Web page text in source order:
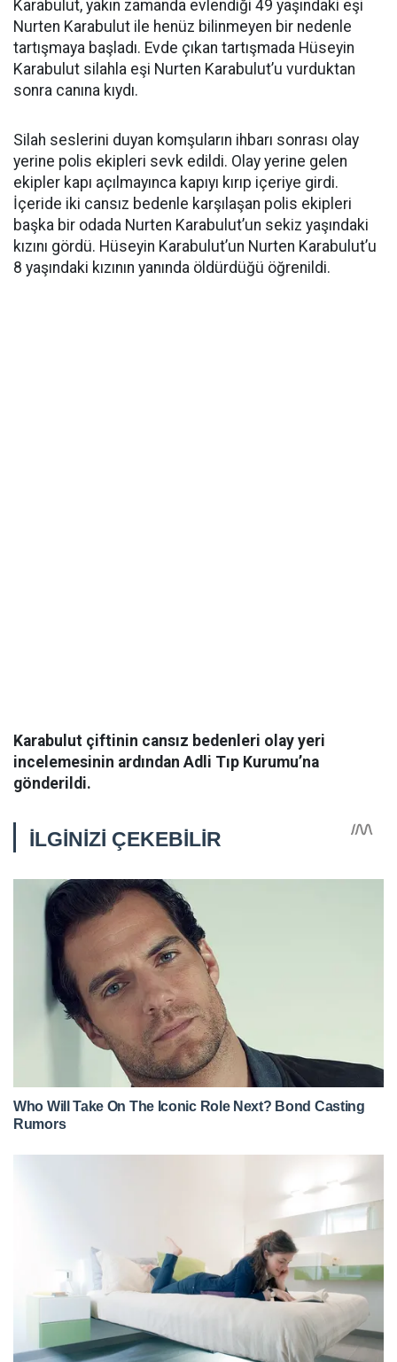
Karabulut, yakın zamanda evlendiği 49 yaşındaki eşi
Nurten Karabulut ile henüz bilinmeyen bir nedenle
tartışmaya başladı. Evde çıkan tartışmada Hüseyin
Karabulut silahla eşi Nurten Karabulut’u vurduktan
sonra canına kıydı.
Silah seslerini duyan komşuların ihbarı sonrası olay
yerine polis ekipleri sevk edildi. Olay yerine gelen
ekipler kapı açılmayınca kapıyı kırıp içeriye girdi.
İçeride iki cansız bedenle karşılaşan polis ekipleri
başka bir odada Nurten Karabulut’un sekiz yaşındaki
kızını gördü. Hüseyin Karabulut’un Nurten Karabulut’u
8 yaşındaki kızının yanında öldürdüğü öğrenildi.
Karabulut çiftinin cansız bedenleri olay yeri
incelemesinin ardından Adli Tıp Kurumu’na
gönderildi.